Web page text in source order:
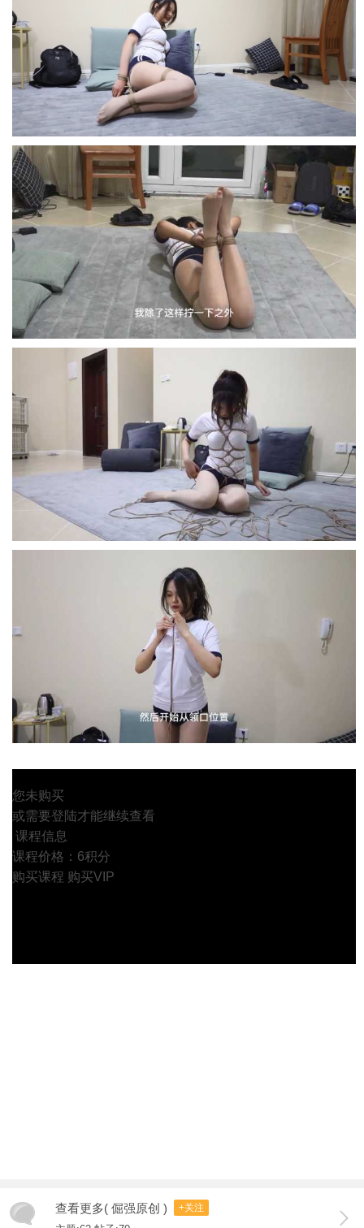
您未购买
或需要登陆才能继续查看
课程信息
课程价格：6积分
购买课程 购买VIP
查看更多( 倔强原创 ) +关注